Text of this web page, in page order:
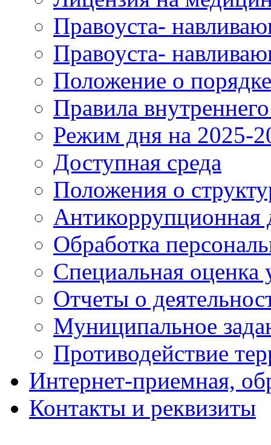
Правоуста-
Правоуста-
Положение о
Правила
Режим дня на 2025-
Доступная среда
Положения о
Антикоррупционная
Обработка
Специальная оценка
Отчеты о
Муниципальное
Противодействие
Интернет-приемная,
Контакты и реквизиты